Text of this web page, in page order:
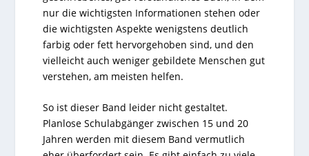
nur die wichtigsten Informationen stehen oder
die wichtigsten Aspekte wenigstens deutlich
farbig oder fett hervorgehoben sind, und den
vielleicht auch weniger gebildete Menschen gut
verstehen, am meisten helfen.
So ist dieser Band leider nicht gestaltet.
Planlose Schulabgänger zwischen 15 und 20
Jahren werden mit diesem Band vermutlich